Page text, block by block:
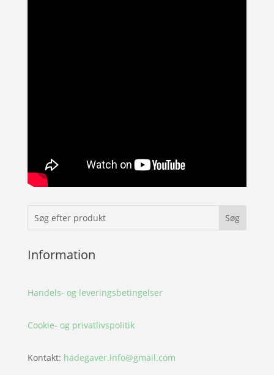
Information
Handels- og leveringsbetingelser
Cookie- og privatlivspolitik
Kontakt: hadegaver.info@gmail.com